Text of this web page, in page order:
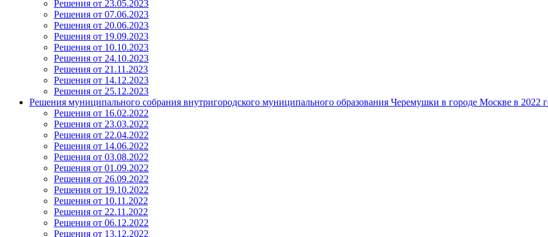
Решения от 23.05.2023
Решения от 07.06.2023
Решения от 20.06.2023
Решения от 19.09.2023
Решения от 10.10.2023
Решения от 24.10.2023
Решения от 21.11.2023
Решения от 14.12.2023
Решения от 25.12.2023
Решения муниципального собрания внутригородского муниципального образования Черемушки в городе Москве в 2022
Решения от 16.02.2022
Решения от 23.03.2022
Решения от 22.04.2022
Решения от 14.06.2022
Решения от 03.08.2022
Решения от 01.09.2022
Решения от 26.09.2022
Решения от 19.10.2022
Решения от 10.11.2022
Решения от 22.11.2022
Решения от 06.12.2022
Решения от 13.12.2022